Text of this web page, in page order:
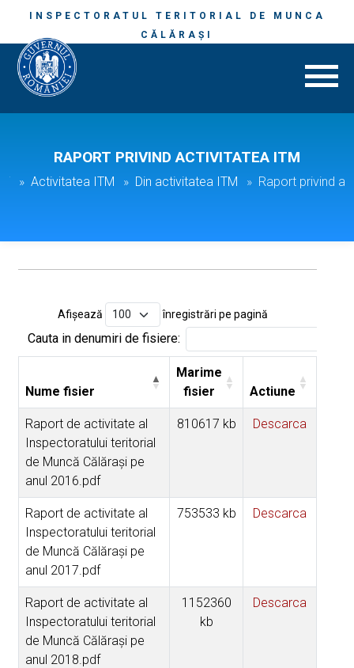
INSPECTORATUL TERITORIAL DE MUNCA
CĂLĂRAŞI
RAPORT PRIVIND ACTIVITATEA ITM
Activitatea ITM Din activitatea ITM Raport privind
Afișează înregistrări pe pagină
Cauta in denumiri de fisiere:
Nume fisier
Marime
fisier
Actiune
Raport de activitate al
Inspectoratului teritorial
de Muncă Călăraşi pe
anul 2016.pdf
810617 kb Descarca
Raport de activitate al
Inspectoratului teritorial
de Muncă Călăraşi pe
anul 2017.pdf
753533 kb Descarca
Raport de activitate al
Inspectoratului teritorial
de Muncă Călăraşi pe
anul 2018.pdf
1152360
kb
Descarca